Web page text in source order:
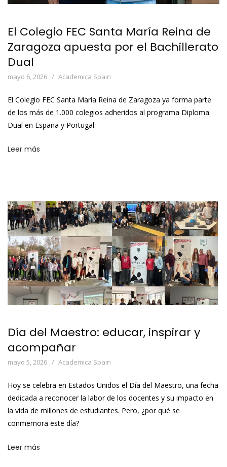
El Colegio FEC Santa María Reina de
Zaragoza apuesta por el Bachillerato
Dual
mayo 6, 2026 Academica Spain
El Colegio FEC Santa María Reina de Zaragoza ya forma parte
de los más de 1.000 colegios adheridos al programa Diploma
Dual en España y Portugal.
Leer más
Día del Maestro: educar, inspirar y
acompañar
mayo 5, 2026 Academica Spain
Hoy se celebra en Estados Unidos el Día del Maestro, una fecha
dedicada a reconocer la labor de los docentes y su impacto en
la vida de millones de estudiantes. Pero, ¿por qué se
conmemora este día?
Leer más